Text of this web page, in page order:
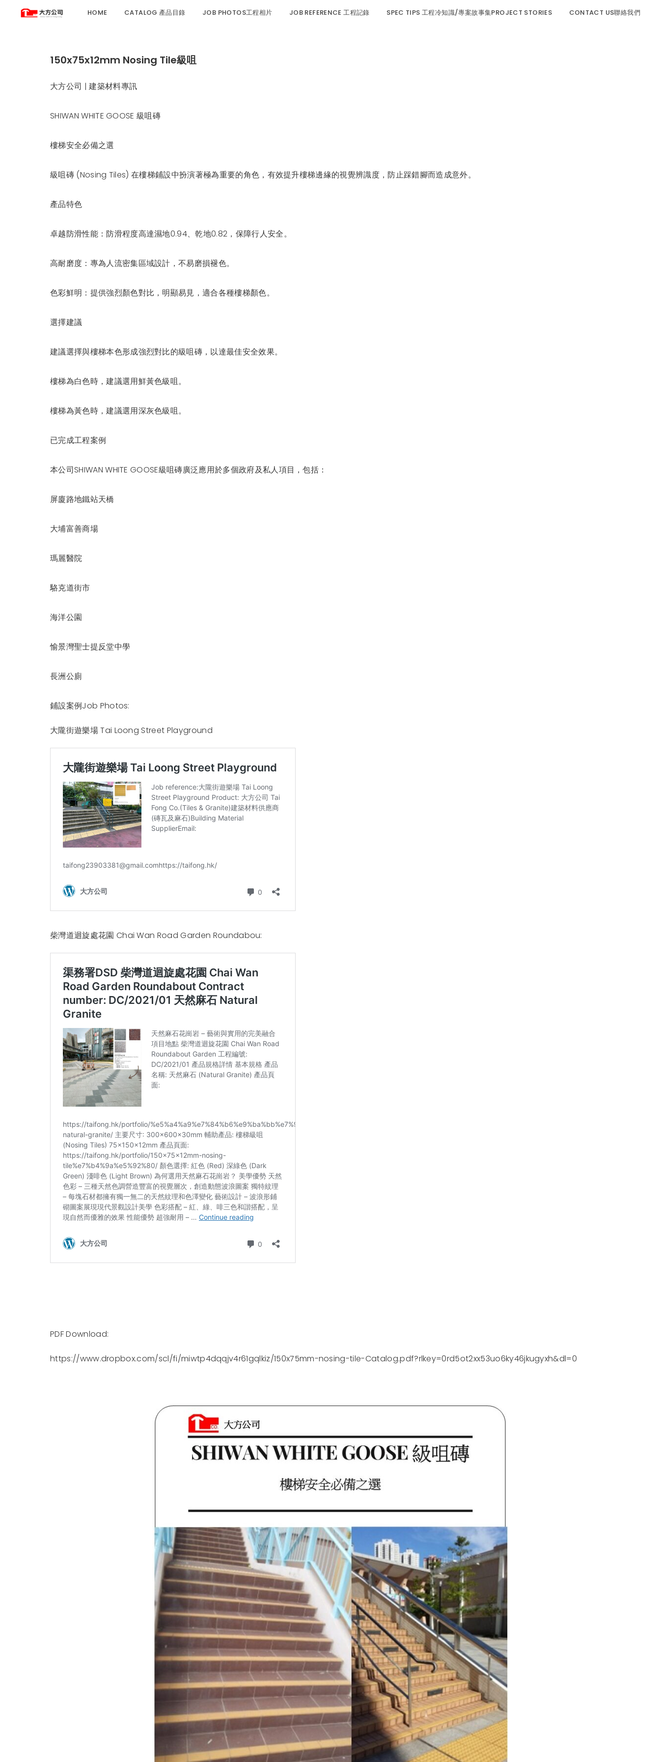
HOME CATALOG 產品目錄 JOB PHOTOS工程相片 JOB REFERENCE 工程記錄 SPEC TIPS 工程冷知識/專案故事集PROJECT STORIES CONTACT US聯絡我們
150x75x12mm Nosing Tile級咀
大方公司 | 建築材料專訊
SHIWAN WHITE GOOSE 級咀磚
樓梯安全必備之選
級咀磚 (Nosing Tiles) 在樓梯鋪設中扮演著極為重要的角色，有效提升樓梯邊緣的視覺辨識度，防止踩錯腳而造成意外。
產品特色
卓越防滑性能：防滑程度高達濕地0.94、乾地0.82，保障行人安全。
高耐磨度：專為人流密集區域設計，不易磨損褪色。
色彩鮮明：提供強烈顏色對比，明顯易見，適合各種樓梯顏色。
選擇建議
建議選擇與樓梯本色形成強烈對比的級咀磚，以達最佳安全效果。
樓梯為白色時，建議選用鮮黃色級咀。
樓梯為黃色時，建議選用深灰色級咀。
已完成工程案例
本公司SHIWAN WHITE GOOSE級咀磚廣泛應用於多個政府及私人項目，包括：
屏廈路地鐵站天橋
大埔富善商場
瑪麗醫院
駱克道街市
海洋公園
愉景灣聖士提反堂中學
長洲公廁
鋪設案例Job Photos:
大隴街遊樂場 Tai Loong Street Playground
柴灣道迴旋處花園 Chai Wan Road Garden Roundabou:
PDF Download:
https://www.dropbox.com/scl/fi/miwtp4dqqjv4r61gqlkiz/150x75mm-nosing-tile-Catalog.pdf?rlkey=0rd5ot2xx53uo6ky46jkugyxh&dl=0